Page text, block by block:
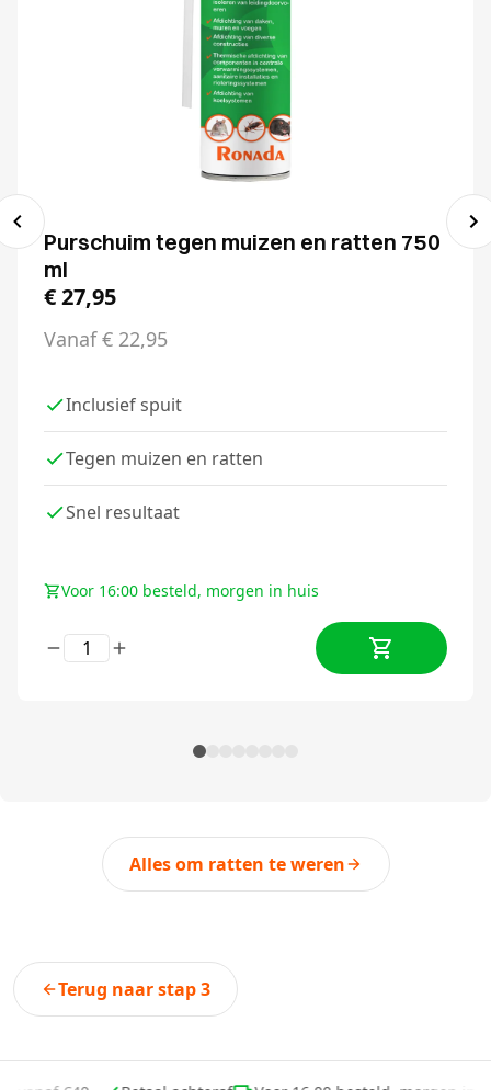
Purschuim tegen muizen en ratten 750
ml
€27,95
Vanaf€ 22,95
Inclusief spuit
Tegen muizen en ratten
Snel resultaat
Voor 16:00 besteld, morgen in huis
Alles om ratten te weren
Terug naar stap 3